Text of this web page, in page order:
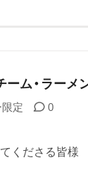
ム・ラーメ
定 0
くださる皆様